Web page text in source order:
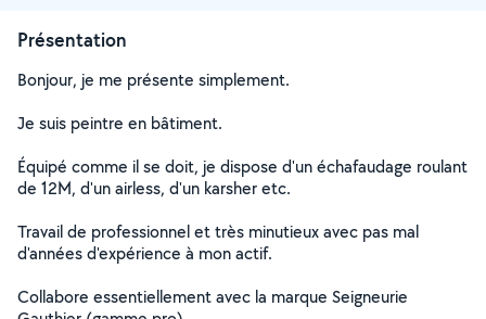
Présentation
Bonjour, je me présente simplement.
Je suis peintre en bâtiment.
Équipé comme il se doit, je dispose d'un échafaudage roulant
de 12M, d'un airless, d'un karsher etc.
Travail de professionnel et très minutieux avec pas mal
d'années d'expérience à mon actif.
Collabore essentiellement avec la marque Seigneurie